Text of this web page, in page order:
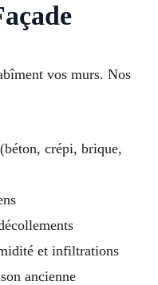
vos murs. Nos
crépi, brique,
et infiltrations
ancienne